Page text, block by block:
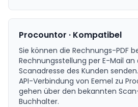
Procountor · Kompatibel
Sie können die Rechnungs-PDF
Rechnungsstellung per E-Mail
Scanadresse des Kunden
API-Verbindung von Eemel zu
gehen über den bekannten
Buchhalter.